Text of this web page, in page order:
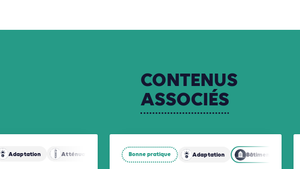
CONTENUS
ASSOCIÉS
Adaptation Atténuation Biodiversité
Bonne pratique Adaptation Bâtiments